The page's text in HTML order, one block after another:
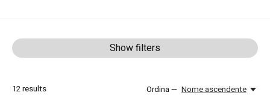
Show filters
12results Ordina — Nome ascendente